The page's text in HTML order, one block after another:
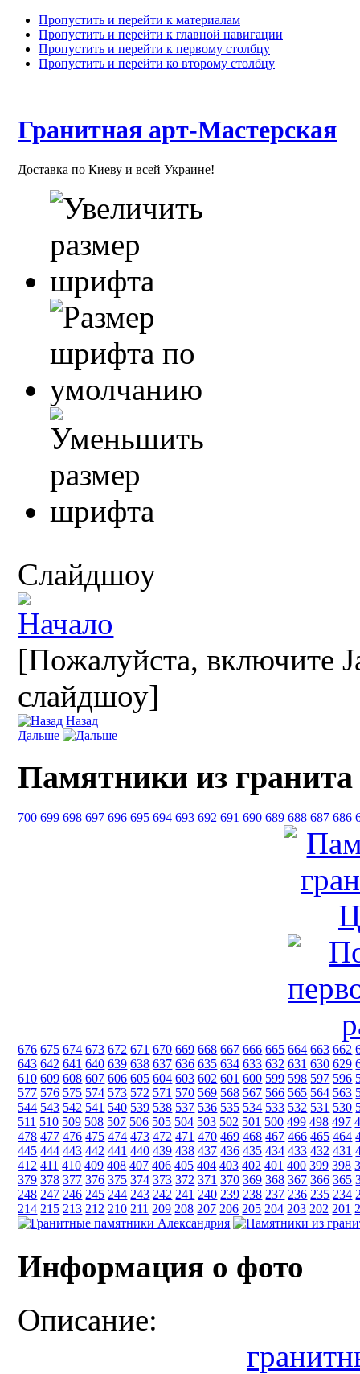
Пропустить и перейти к материалам
Пропустить и перейти к главной навигации
Пропустить и перейти к первому столбцу
Пропустить и перейти ко второму столбцу
Гранитная арт-Мастерская
Доставка по Киеву и всей Украине!
Слайдшоу
[Пожалуйста, включите
слайдшоу]
Назад
Дальше
Памятники из
700 699 698 697 696 695 694 693 692 691 690 689 688 687 686
676 675 674 673 672 671 670 669 668 667 666 665 664 663 662
643 642 641 640 639 638 637 636 635 634 633 632 631 630 629
610 609 608 607 606 605 604 603 602 601 600 599 598 597 596
577 576 575 574 573 572 571 570 569 568 567 566 565 564 563
544 543 542 541 540 539 538 537 536 535 534 533 532 531 530
511 510 509 508 507 506 505 504 503 502 501 500 499 498 497
478 477 476 475 474 473 472 471 470 469 468 467 466 465 464
445 444 443 442 441 440 439 438 437 436 435 434 433 432 431
412 411 410 409 408 407 406 405 404 403 402 401 400 399 398
379 378 377 376 375 374 373 372 371 370 369 368 367 366 365
248 247 246 245 244 243 242 241 240 239 238 237 236 235 234
214 215 213 212 210 211 209 208 207 206 205 204 203 202 201
Информация о фото
Описание: